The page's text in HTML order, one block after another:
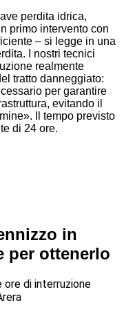
perdita idrica,
primo intervento con
– si legge in una
I nostri tecnici
realmente
tratto danneggiato:
per garantire
evitando il
Il tempo previsto
di 24 ore.
in
per ottenerlo
ore di interruzione